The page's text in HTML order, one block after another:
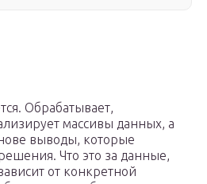
Обрабатывает,
массивы данных, а
выводы, которые
Что это за данные,
от конкретной